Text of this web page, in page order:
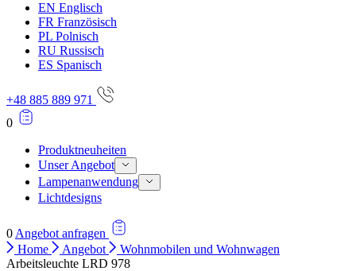
EN Englisch
FR Französisch
PL Polnisch
RU Russisch
ES Spanisch
+48 885 889 971
0
Produktneuheiten
Unser Angebot
Lampenanwendung
Lichtdesigns
0 Angebot anfragen
Home
Angebot
Wohnmobilen und Wohnwagen
Arbeitsleuchte LRD 978
Marketing-Cookies werden verwendet, um Benutzer
einzelnen Benutzer relevant und ansprechend sind und
Nicht kategorisiert.
Andere nicht kategorisierte Cookies sind solche, die